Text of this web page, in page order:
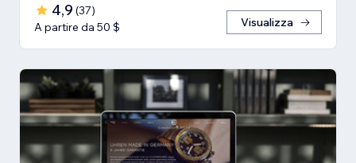
4,9 (37)
A partire da 50 $
Visualizza